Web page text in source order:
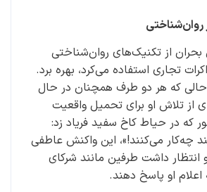
روان‌شناختی
از تکنیک‌های روان‌شناختی
تجاری استفاده می‌کرد، بهره برد.
که هر دو طرف همچنان در حال
از تلاش او برای تحمیل واقعیت
که در حیاط کاخ سفید فریاد زد:
چه‌کار می‌کنند!»، این واکنش عاطفی
داشت طرفین مانند شرکای
اعلام او پاسخ دهند.